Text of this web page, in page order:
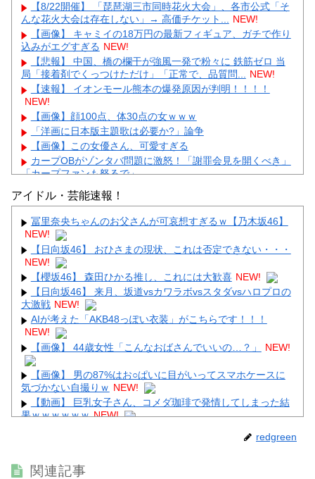
【8/22開催】 「琵琶湖三市同時花火大会」、各市公式「そ
んな花火大会は存在しない」→ 高価チケット... NEW!
【画像】 キャミイの18万円の最新フィギュア、ガチで作り
込みがエグすぎる NEW!
【悲報】 中国、橋の欄干が強風一発で粉々に 鉄筋ゼロ 当
局「接着剤でくっつけただけ」「正常で、品質問... NEW!
【速報】 イオンモール熊本の爆発原因が判明！！！！
NEW!
【画像】顔100点、体30点の女ｗｗｗ
「洋画に日本版主題歌は必要か?」論争
【画像】この女優さん、可愛すぎる
カープOBがゾンタバ問題に激怒！「謝罪会見を開くべき」
「カープファンも怒るで」
【画像】顔100点、体30点の女ｗｗｗ
Powered by livedoor 相互RSS
アイドル・芸能速報！
冨里奈央ちゃんのお父さんが可哀想すぎるｗ【乃木坂46】
NEW!
【日向坂46】 おひさまの現状、これは否定できない・・・
NEW!
【櫻坂46】 森田ひかる推し、これには大歓喜 NEW!
【日向坂46】 来月、坂道vsカワラボvsスタダvsハロプロの
大激戦 NEW!
AIが考えた「AKB48っぽい衣装」がこちらです！！！
NEW!
【画像】 44歳女性「こんなおばさんでいいの…？」
NEW!
【画像】 男の87%はお○ぱいに目がいってスマホケースに
気づかない自撮りｗ NEW!
【動画】 巨乳女子さん、コメダ珈琲で発情してしまった結
果ｗｗｗｗｗｗ NEW!
もピンと立ってる
redgreen
関連記事